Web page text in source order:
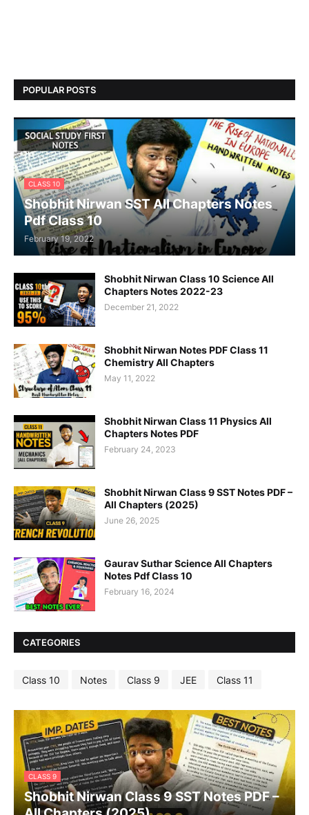
POPULAR POSTS
CLASS 10
Shobhit Nirwan SST All Chapters Notes
Pdf Class 10
February 19, 2022
Shobhit Nirwan Class 10 Science All
Chapters Notes 2022-23
December 21, 2022
Shobhit Nirwan Notes PDF Class 11
Chemistry All Chapters
May 11, 2022
Shobhit Nirwan Class 11 Physics All
Chapters Notes PDF
February 24, 2023
Shobhit Nirwan Class 9 SST Notes PDF –
All Chapters (2025)
June 26, 2025
Gaurav Suthar Science All Chapters
Notes Pdf Class 10
February 16, 2024
CATEGORIES
Class 10 Notes Class 9 JEE Class 11
CLASS 9
Shobhit Nirwan Class 9 SST Notes PDF –